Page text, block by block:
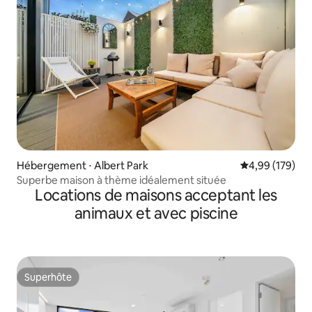
Hébergement ⋅ Albert Park Évaluation
4,99 (179)
Superbe maison à thème idéalement située
Locations de maisons acceptant les
animaux et avec piscine
Superhôte
Superhôte